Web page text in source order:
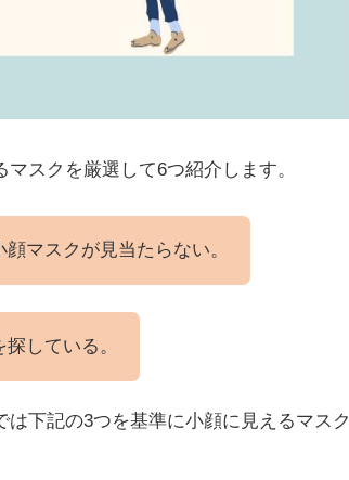
スクを厳選して6つ紹介します。
マスクが見当たらない。
している。
下記の3つを基準に小顔に見えるマスク